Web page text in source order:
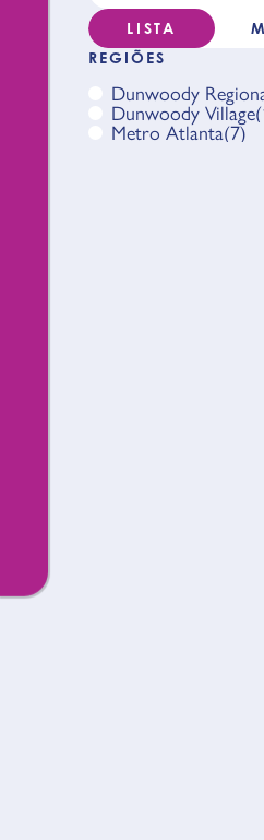
LISTA
REGIÕES
Dunwoody
Dunwoody Village
Metro Atlanta 7